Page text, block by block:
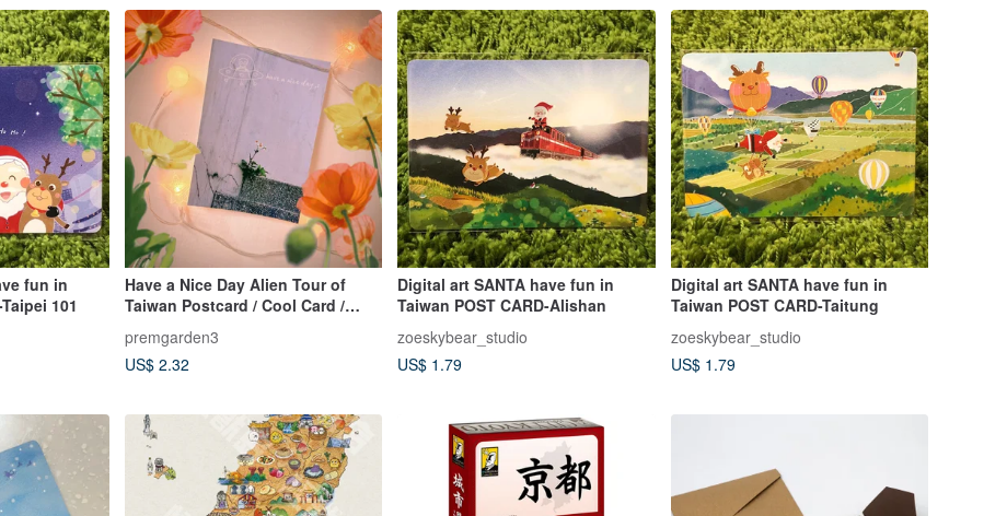
fun in
101
Have a Nice Day Alien Tour of
Taiwan Postcard / Cool Card /
premgarden3
US$ 2.32
Digital art SANTA have fun in
Taiwan POST CARD-Alishan
zoeskybear_studio
US$ 1.79
Digital art SANTA have fun in
Taiwan POST CARD-Taitung
zoeskybear_studio
US$ 1.79